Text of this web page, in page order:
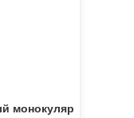
монокуляр